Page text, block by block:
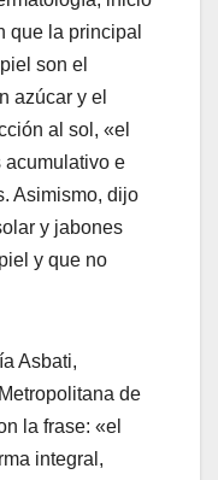
que la principal
son el
azúcar y el
al sol, «el
acumulativo e
Asimismo, dijo
y jabones
y que no
Asbati,
de
la frase: «el
integral,